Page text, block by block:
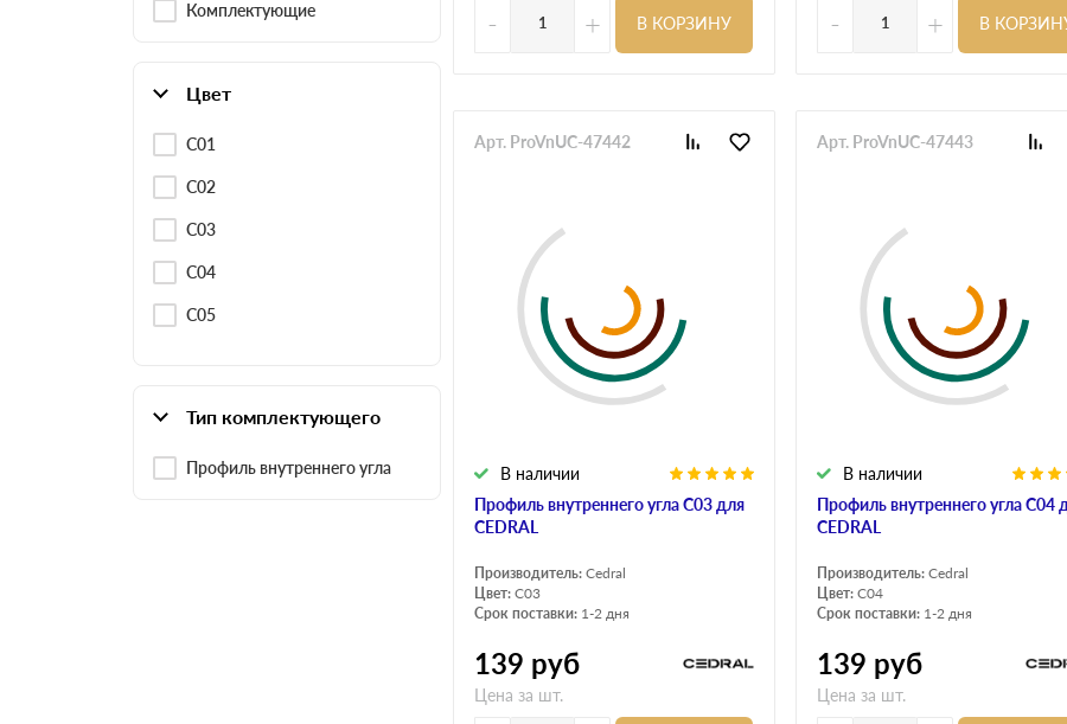
Комплектующие
Цвет
C01
C02
C03
C04
C05
Тип комплектующего
Профиль внутреннего угла
- + В КОРЗИНУ - + В
Профиль внутреннего угла С03 для
CEDRAL
В наличии
Арт. ProVnUC-47442
Производитель: Cedral
Цвет: C03
Срок поставки: 1-2 дня
139 руб
Цена за шт.
Профиль внутреннего угла С04
CEDRAL
В наличии
Арт. ProVnUC-47443
Производитель: Cedral
Цвет: C04
Срок поставки: 1-2 дня
139 руб
Цена за шт.